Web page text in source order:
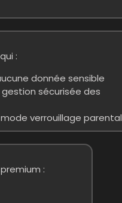
:
donnée sensible
sécurisée des
verrouillage parental
: